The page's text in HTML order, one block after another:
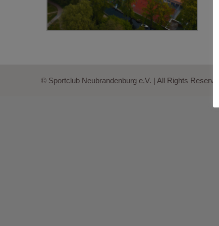
© Sportclub Neubrandenburg e.V. | All Rights Reserved